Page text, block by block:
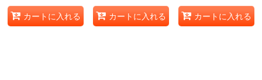
カートに入れる カートに入れる カートに入れる